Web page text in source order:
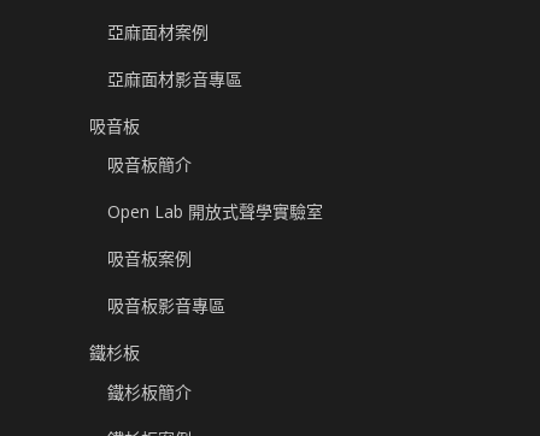
亞麻面材案例
亞麻面材影音專區
吸音板
吸音板簡介
Open Lab 開放式聲學實驗室
吸音板案例
吸音板影音專區
鐵杉板
鐵杉板簡介